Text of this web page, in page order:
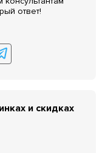
ответ!
и скидках